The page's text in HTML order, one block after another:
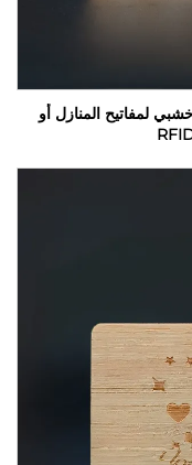
لمفاتيح المنازل أو